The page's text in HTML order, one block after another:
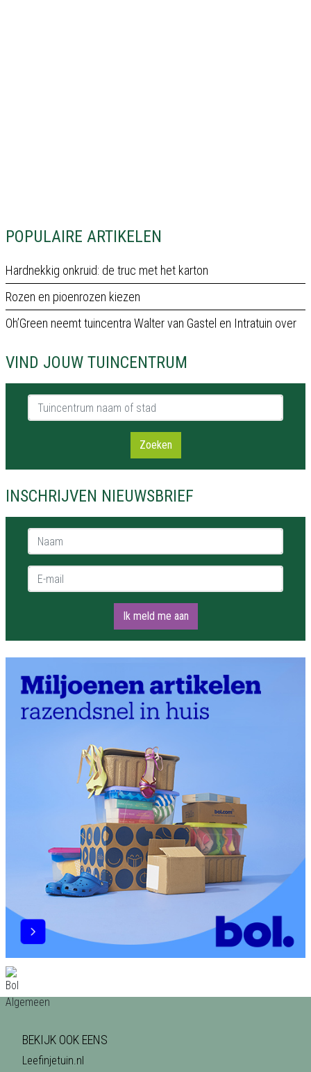
POPULAIRE ARTIKELEN
Hardnekkig onkruid: de truc met het karton
Rozen en pioenrozen kiezen
Oh’Green neemt tuincentra Walter van Gastel en Intratuin over
VIND JOUW TUINCENTRUM
Tuincentrum naam of stad
Zoeken
INSCHRIJVEN NIEUWSBRIEF
Naam *
E-mail *
Ik meld me aan
BEKIJK OOK EENS
Leefinjetuin.nl